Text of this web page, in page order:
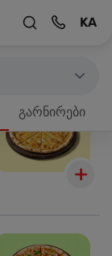
KA
გარნირები
-20%